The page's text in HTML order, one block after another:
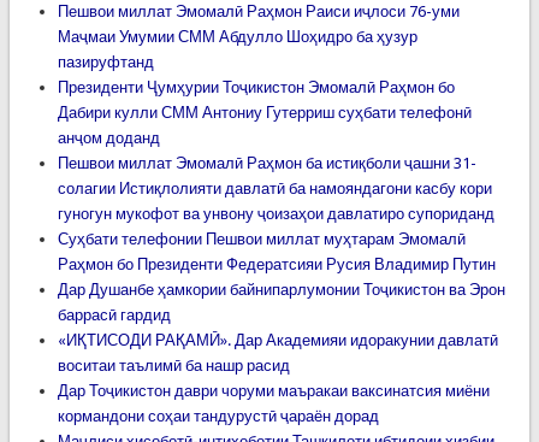
Пешвои миллат Эмомалӣ Раҳмон Раиси иҷлоси 76-уми
Маҷмаи Умумии СММ Абдулло Шоҳидро ба ҳузур
пазируфтанд
Президенти Ҷумҳурии Тоҷикистон Эмомалӣ Раҳмон бо
Дабири кулли СММ Антониу Гутерриш суҳбати телефонӣ
анҷом доданд
Пешвои миллат Эмомалӣ Раҳмон ба истиқболи ҷашни 31-
солагии Истиқлолияти давлатӣ ба намояндагони касбу кори
гуногун мукофот ва унвону ҷоизаҳои давлатиро супориданд
Суҳбати телефонии Пешвои миллат муҳтарам Эмомалӣ
Раҳмон бо Президенти Федератсияи Русия Владимир Путин
Дар Душанбе ҳамкории байнипарлумонии Тоҷикистон ва Эрон
баррасӣ гардид
«ИҚТИСОДИ РАҚАМӢ». Дар Академияи идоракунии давлатӣ
воситаи таълимӣ ба нашр расид
Дар Тоҷикистон даври чоруми маъракаи ваксинатсия миёни
кормандони соҳаи тандурустӣ ҷараён дорад